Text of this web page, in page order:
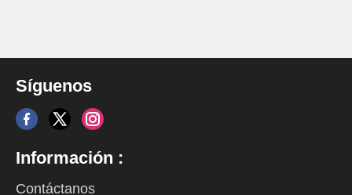
Síguenos
Información :
Contáctanos